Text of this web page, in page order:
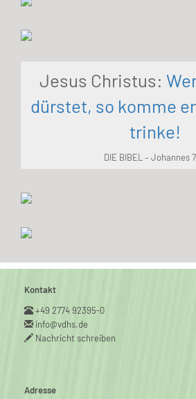
Jesus Christus:
dürstet, so komme
trinke!
DIE BIBEL – Johannes
Kontakt
+49 2774 92395-0
info@vdhs.de
Nachricht schreiben
Adresse